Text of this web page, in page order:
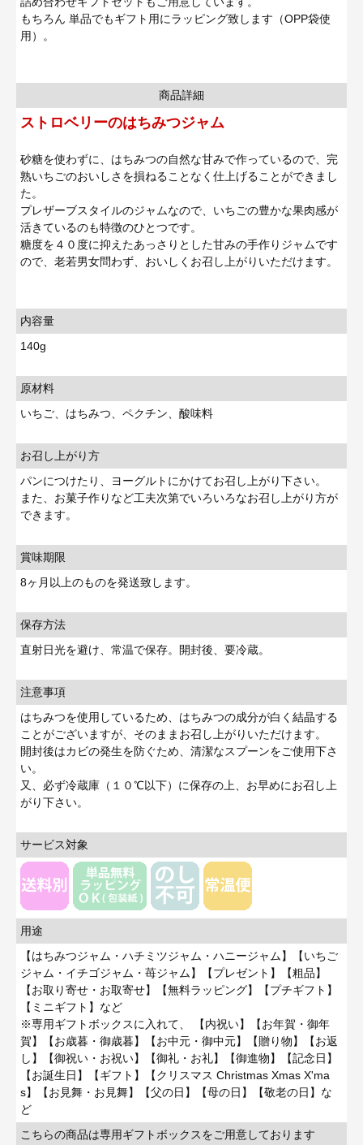
もちろん 単品でもギフト用にラッピング致します（OPP袋使
用）。
商品詳細
ストロベリーのはちみつジャム
砂糖を使わずに、はちみつの自然な甘みで作っているので、完
熟いちごのおいしさを損ねることなく仕上げることができまし
た。
プレザーブスタイルのジャムなので、いちごの豊かな果肉感が
活きているのも特徴のひとつです。
糖度を４０度に抑えたあっさりとした甘みの手作りジャムです
ので、老若男女問わず、おいしくお召し上がりいただけます。
内容量
140g
原材料
いちご、はちみつ、ペクチン、酸味料
お召し上がり方
パンにつけたり、ヨーグルトにかけてお召し上がり下さい。
また、お菓子作りなど工夫次第でいろいろなお召し上がり方が
できます。
賞味期限
8ヶ月以上のものを発送致します。
保存方法
直射日光を避け、常温で保存。開封後、要冷蔵。
注意事項
はちみつを使用しているため、はちみつの成分が白く結晶する
ことがございますが、そのままお召し上がりいただけます。
開封後はカビの発生を防ぐため、清潔なスプーンをご使用下さ
い。
又、必ず冷蔵庫（１０℃以下）に保存の上、お早めにお召し上
がり下さい。
サービス対象
用途
【はちみつジャム・ハチミツジャム・ハニージャム】【いちご
ジャム・イチゴジャム・苺ジャム】【プレゼント】【粗品】
【お取り寄せ・お取寄せ】【無料ラッピング】【プチギフト】
【ミニギフト】など
※専用ギフトボックスに入れて、 【内祝い】【お年賀・御年
賀】【お歳暮・御歳暮】【お中元・御中元】【贈り物】【お返
し】【御祝い・お祝い】【御礼・お礼】【御進物】【記念日】
【お誕生日】【ギフト】【クリスマス Christmas Xmas X'ma
s】【お見舞・お見舞】【父の日】【母の日】【敬老の日】な
ど
こちらの商品は専用ギフトボックスをご用意しております